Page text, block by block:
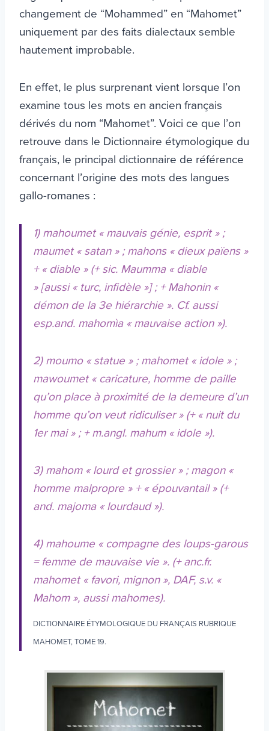
changement de “Mohammed” en “Mahomet”
uniquement par des faits dialectaux semble
hautement improbable.
En effet, le plus surprenant vient lorsque l’on
examine tous les mots en ancien français
dérivés du nom “Mahomet”. Voici ce que l’on
retrouve dans le Dictionnaire étymologique du
français, le principal dictionnaire de référence
concernant l’origine des mots des langues
gallo-romanes :
1) mahoumet « mauvais génie, esprit » ;
maumet « satan » ; mahons « dieux païens »
+ « diable » (+ sic. Maumma « diable
» [aussi « turc, infidèle »] ; + Mahonin «
démon de la 3e hiérarchie ». Cf. aussi
esp.and. mahomìa « mauvaise action »).
2) moumo « statue » ; mahomet « idole » ;
mawoumet « caricature, homme de paille
qu’on place à proximité de la demeure d’un
homme qu’on veut ridiculiser » (+ « nuit du
1er mai » ; + m.angl. mahum « idole »).
3) mahom « lourd et grossier » ; magon «
homme malpropre » + « épouvantail » (+
and. majoma « lourdaud »).
4) mahoume « compagne des loups-garous
= femme de mauvaise vie ». (+ anc.fr.
mahomet « favori, mignon », DAF, s.v. «
Mahom », aussi mahomes).
DICTIONNAIRE ÉTYMOLOGIQUE DU FRANÇAIS RUBRIQUE
MAHOMET, TOME 19.